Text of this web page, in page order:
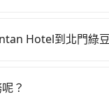
而不預約包車，不
但額外的汽車保
都好像在開樂透
Jiantan Hotel附
論在價格或服務
Hotel到北門綠
其他陌生人出現
？